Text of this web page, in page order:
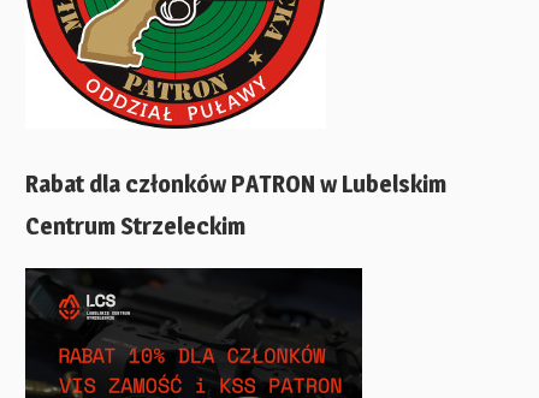
Rabat dla członków PATRON w Lubelskim
Centrum Strzeleckim